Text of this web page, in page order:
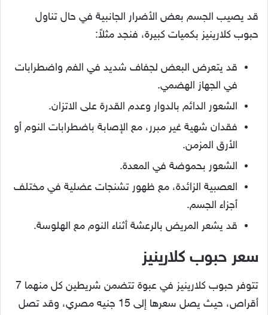
قد يصيب الجسم بعض الأضرار الجانبية في حال تناول
حبوب كلارينيز بكميات كبيرة، فنجد مثلاً:
قد يتعرض البعض لجفاف شديد في الفم واضطرابات
في الجهاز الهضمي.
الشعور الدائم بالدوار وعدم القدرة على الاتزان.
فقدان شهية غير مبرر، مع الإصابة باضطرابات النوم أو
الأرق المزمن.
الشعور بحموضة في المعدة.
العصبية الزائدة، مع ظهور تشنجات عضلية في مختلف
أجزاء الجسم.
قد يشعر المريض بالرعشة أثناء النوم مع الهلوسة.
سعر حبوب كلارينيز
تتوفر حبوب كلارينيز في عبوة تتضمن شريطين كل منهما 7
أقراص، حيث يصل سعرها إلى 15 جنيه مصري، وقد تصل